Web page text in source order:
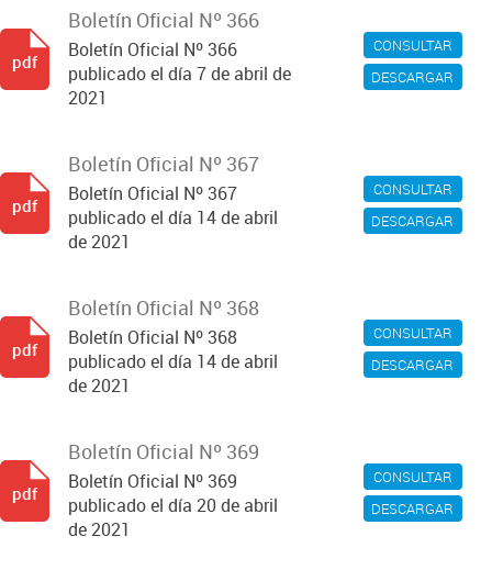
CONSULTAR
DESCARGAR
Boletín Oficial Nº 366
Boletín Oficial Nº 366
publicado el día 7 de abril de
2021
pdf
CONSULTAR
DESCARGAR
Boletín Oficial Nº 367
Boletín Oficial Nº 367
publicado el día 14 de abril
de 2021
pdf
CONSULTAR
DESCARGAR
Boletín Oficial Nº 368
Boletín Oficial Nº 368
publicado el día 14 de abril
de 2021
pdf
CONSULTAR
DESCARGAR
Boletín Oficial Nº 369
Boletín Oficial Nº 369
publicado el día 20 de abril
de 2021
pdf